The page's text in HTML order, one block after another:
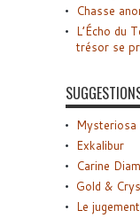
Chasse
L’Écho du
trésor se
Mysteriosa
Exkalibur
Carine
Gold &
Le